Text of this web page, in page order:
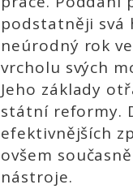
podstatněji svá
neúrodný rok
vrcholu svých
Jeho základy
státní reformy.
efektivnějších
ovšem
nástroje.